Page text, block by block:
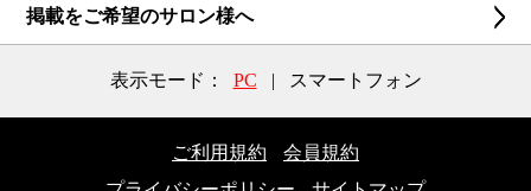
掲載をご希望のサロン様へ
表示モード： PC | スマートフォン
ご利用規約
会員規約